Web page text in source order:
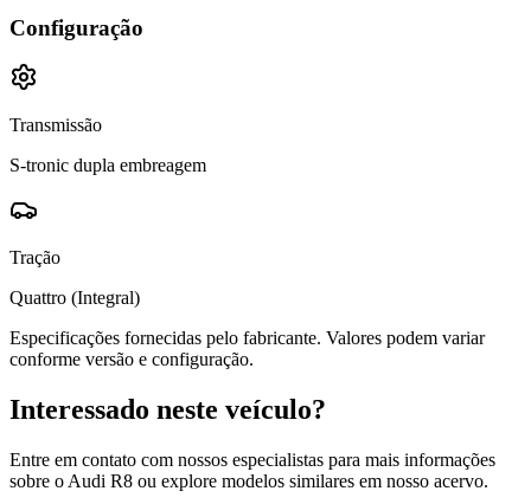
Configuração
Transmissão
S-tronic dupla embreagem
Tração
Quattro (Integral)
Especificações fornecidas pelo fabricante. Valores podem variar
conforme versão e configuração.
Interessado neste veículo?
Entre em contato com nossos especialistas para mais informações
sobre o Audi R8 ou explore modelos similares em nosso acervo.